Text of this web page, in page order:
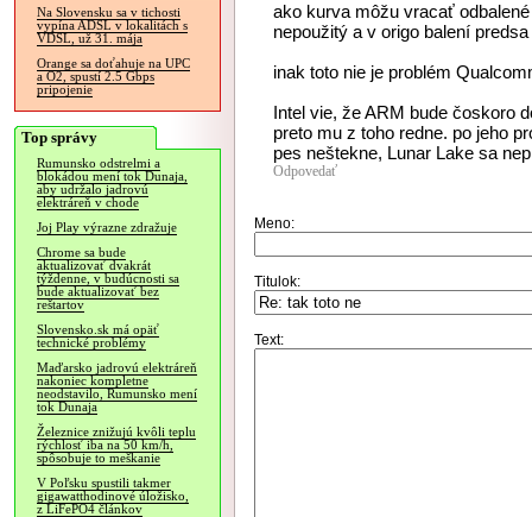
Na Slovensku sa v tichosti
vypína ADSL v lokalitách s
VDSL, už 31. mája
Orange sa doťahuje na UPC
a O2, spustí 2.5 Gbps
pripojenie
Top správy
Rumunsko odstrelmi a
blokádou mení tok Dunaja,
aby udržalo jadrovú
elektráreň v chode
Joj Play výrazne zdražuje
Chrome sa bude
aktualizovať dvakrát
týždenne, v budúcnosti sa
bude aktualizovať bez
reštartov
Slovensko.sk má opäť
technické problémy
Maďarsko jadrovú elektráreň
nakoniec kompletne
neodstavilo, Rumunsko mení
tok Dunaja
Železnice znižujú kvôli teplu
rýchlosť iba na 50 km/h,
spôsobuje to meškanie
V Poľsku spustili takmer
gigawatthodinové úložisko,
z LiFePO4 článkov
ako kurva môžu vracať
nepoužitý a v origo balení predsa
inak toto nie je problém
Intel vie, že ARM bude čoskoro
preto mu z toho redne. po jeho
pes neštekne, Lunar Lake sa
Odpovedať
Meno:
Titulok:
Text: